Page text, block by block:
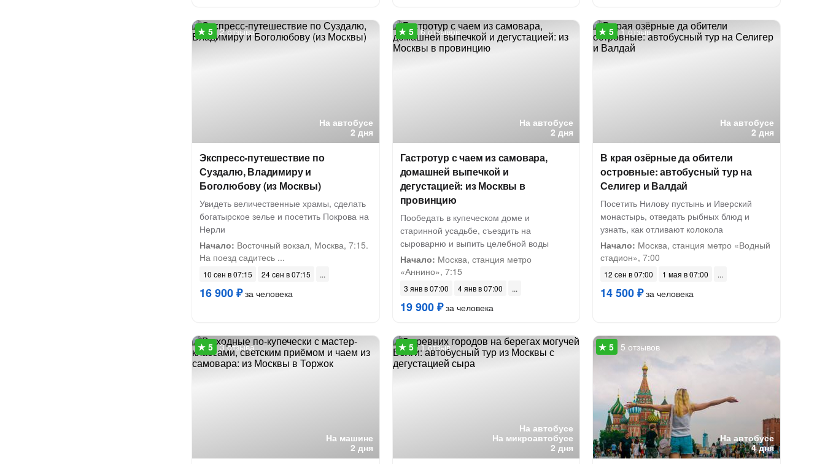
На автобусе
2 дня
2 отзыва
Экспресс-путешествие по
Суздалю, Владимиру и
Боголюбову (из Москвы)
Увидеть величественные храмы, сделать
богатырское зелье и посетить Покрова на
Нерли
Начало: Восточный вокзал, Москва, 7:15.
На поезд садитесь ...
10 сен в 07:15 24 сен в 07:15
16 900 ₽за человека
На автобусе
2 дня
6 отзывов
Гастротур с чаем из самовара,
домашней выпечкой и
дегустацией: из Москвы в
провинцию
Пообедать в купеческом доме и
старинной усадьбе, съездить на
сыроварню и выпить целебной воды
Начало: Москва, станция метро
«Аннино», 7:15
3 янв в 07:00 4 янв в 07:00
19 900 ₽за человека
На автобусе
2 дня
1 отзыв
В края озёрные да обители
островные: автобусный тур на
Селигер и Валдай
Посетить Нилову пустынь и Иверский
монастырь, отведать рыбных блюд и
узнать, как отливают колокола
Начало: Москва, станция метро «Водный
стадион», 7:00
12 сен в 07:00 1 мая в 07:00
14 500 ₽за человека
На машине
2 дня
3 отзыва
На автобусе
На микроавтобусе
2 дня
1 отзыв
На автобусе
4 дня
5 отзывов